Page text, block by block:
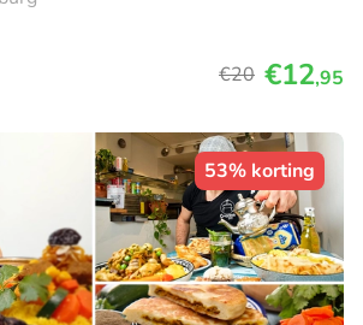
€20 €12,95
53% korting